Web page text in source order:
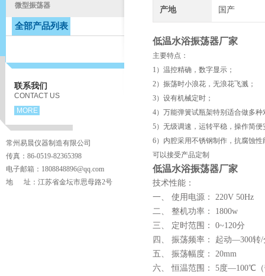
微型振荡器
全部产品列表
联系我们
CONTACT US
MORE
常州易晨仪器制造有限公司
传真：86-0519-82365398
电子邮箱：1808848896@qq.com
地 址：江苏省金坛市思母路2号
产地 国产
低温水浴振荡器厂家
主要特点：
1）温控精确，数字显示；
2）振荡时小浪花，无浪花飞溅；
3）设有机械定时；
4）万能弹簧试瓶架特别适合做多
5）无级调速，运转平稳，操作简便
6）内腔采用不锈钢制作，抗腐蚀性
可以接受产品定制
低温水浴振荡器厂家
技术性能：
一、 使用电源： 220V 50Hz
二、 整机功率： 1800w
三、 定时范围： 0~120分
四、 振荡频率： 起动—300转/
五、 振荡幅度： 20mm
六、 恒温范围： 5度—100℃